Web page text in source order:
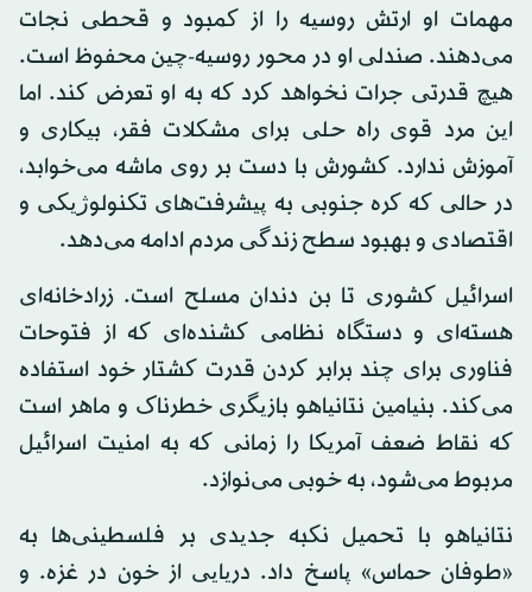
مهمات او ارتش روسیه را از کمبود و قحطی نجات
می‌دهند. صندلی او در محور روسیه-چین محفوظ است.
هیچ قدرتی جرات نخواهد کرد که به او تعرض کند. اما
این مرد قوی راه حلی برای مشکلات فقر، بیکاری و
آموزش ندارد. کشورش با دست بر روی ماشه می‌خوابد،
در حالی که کره جنوبی به پیشرفت‌های تکنولوژیکی و
اقتصادی و بهبود سطح زندگی مردم ادامه می‌دهد.
اسرائیل کشوری تا بن دندان مسلح است. زرادخانه‌ای
هسته‌ای و دستگاه نظامی کشنده‌ای که از فتوحات
فناوری برای چند برابر کردن قدرت کشتار خود استفاده
می‌کند. بنیامین نتانیاهو بازیگری خطرناک و ماهر است
که نقاط ضعف آمریکا را زمانی که به امنیت اسرائیل
مربوط می‌شود، به خوبی می‌نوازد.
نتانیاهو با تحمیل نکبه جدیدی بر فلسطینی‌ها به
«طوفان حماس» پاسخ داد. دریایی از خون در غزه. و